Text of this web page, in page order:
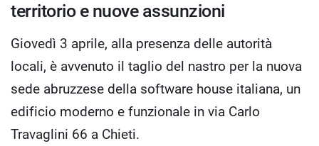
territorio e nuove assunzioni
Giovedì 3 aprile, alla presenza delle autorità
locali, è avvenuto il taglio del nastro per la nuova
sede abruzzese della software house italiana, un
edificio moderno e funzionale in via Carlo
Travaglini 66 a Chieti.